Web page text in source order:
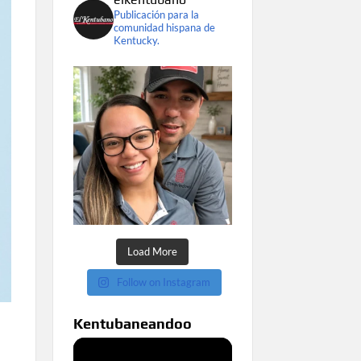
Publicación para la
comunidad hispana de
Kentucky.
Load More
Follow on Instagram
Kentubaneandoo